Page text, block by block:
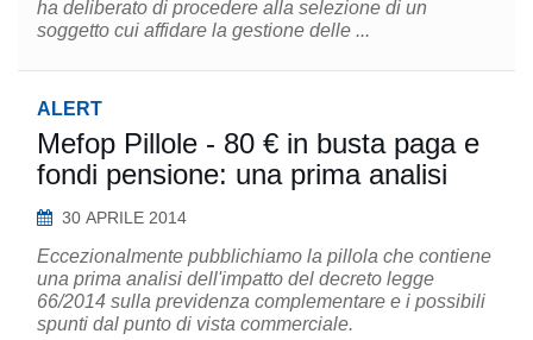
ha deliberato di procedere alla selezione di un
soggetto cui affidare la gestione delle ...
ALERT
Mefop Pillole - 80 € in busta paga e
fondi pensione: una prima analisi
30 APRILE 2014
Eccezionalmente pubblichiamo la pillola che contiene
una prima analisi dell'impatto del decreto legge
66/2014 sulla previdenza complementare e i possibili
spunti dal punto di vista commerciale.